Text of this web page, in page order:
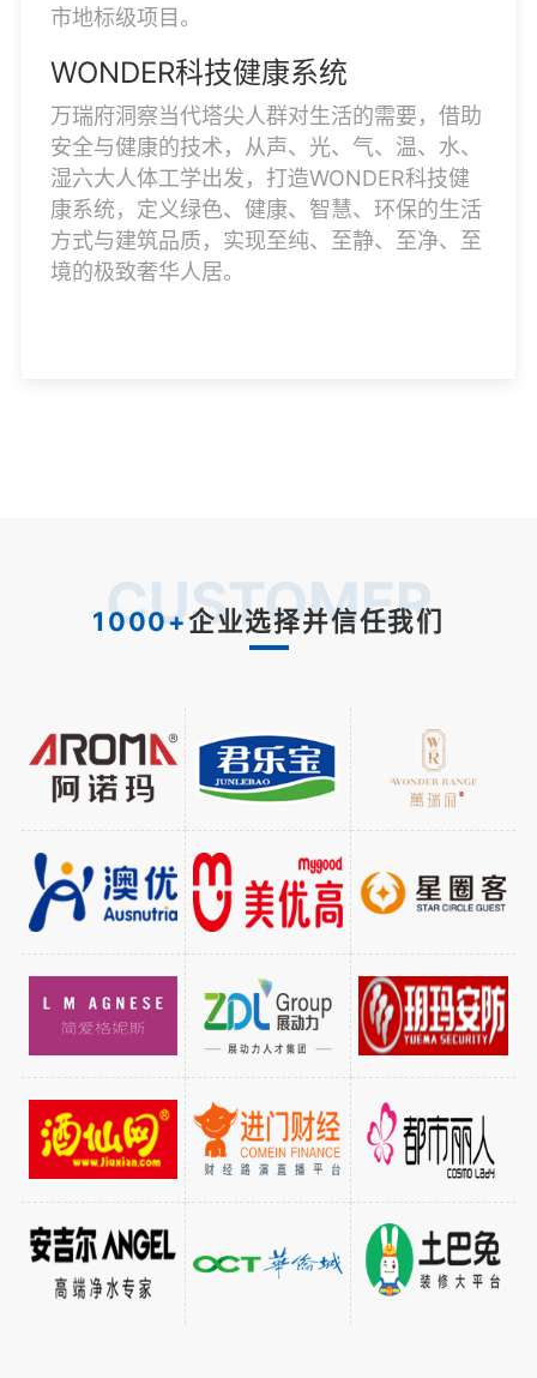
市地标级项目。
WONDER科技健康系统
万瑞府洞察当代塔尖人群对生活的需要，借助
安全与健康的技术，从声、光、气、温、水、
湿六大人体工学出发，打造WONDER科技健
康系统，定义绿色、健康、智慧、环保的生活
方式与建筑品质，实现至纯、至静、至净、至
境的极致奢华人居。
CUSTOMER
1000+企业选择并信任我们